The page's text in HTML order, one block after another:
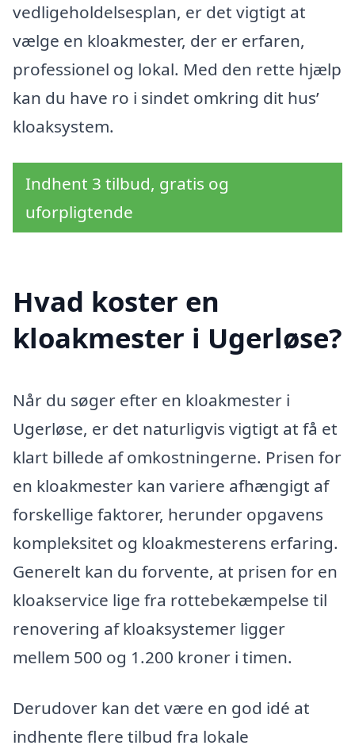
vedligeholdelsesplan, er det vigtigt at
vælge en kloakmester, der er erfaren,
professionel og lokal. Med den rette hjælp
kan du have ro i sindet omkring dit hus’
kloaksystem.
Indhent 3 tilbud, gratis og
uforpligtende
Hvad koster en
kloakmester i Ugerløse?
Når du søger efter en kloakmester i
Ugerløse, er det naturligvis vigtigt at få et
klart billede af omkostningerne. Prisen for
en kloakmester kan variere afhængigt af
forskellige faktorer, herunder opgavens
kompleksitet og kloakmesterens erfaring.
Generelt kan du forvente, at prisen for en
kloakservice lige fra rottebekæmpelse til
renovering af kloaksystemer ligger
mellem 500 og 1.200 kroner i timen.
Derudover kan det være en god idé at
indhente flere tilbud fra lokale